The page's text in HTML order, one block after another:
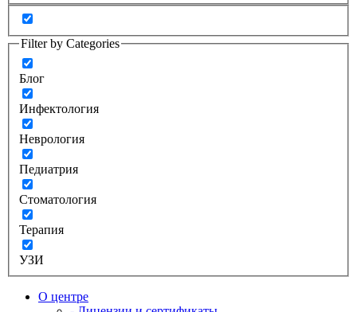
Filter by Categories
Блог
Инфектология
Неврология
Педиатрия
Стоматология
Терапия
УЗИ
О центре